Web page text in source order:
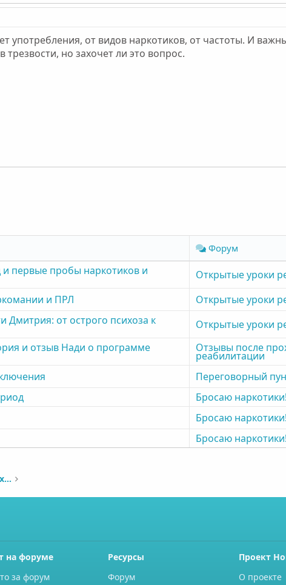
употребления, от видов наркотиков, от частоты. И
трезвости, но захочет ли это вопрос.
Форум
первые пробы наркотиков и Открытые уроки
и ПРЛ Открытые уроки
от острого психоза к Открытые уроки
и отзыв Нади о программе Отзывы после
реабилитации
Переговорный
Бросаю наркотики!
Бросаю наркотики!
Бросаю наркотики!
Отзывы о реабилитационных центрах наркозависимых
на форуме
за форум
Ресурсы
Форум
Проект
О проекте